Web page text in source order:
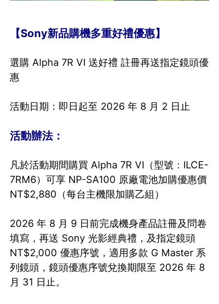
【Sony新品購機多重好禮優惠】
選購 Alpha 7R VI 送好禮 註冊再送指定鏡頭優
惠
活動日期：即日起至 2026 年 8 月 2 日止
活動辦法：
凡於活動期間購買 Alpha 7R VI（型號：ILCE-
7RM6）可享 NP-SA100 原廠電池加購優惠價
NT$2,880（每台主機限加購乙組）
2026 年 8 月 9 日前完成機身產品註冊及問卷
填寫，再送 Sony 光影經典禮，及指定鏡頭
NT$2,000 優惠序號，適用多款 G Master 系
列鏡頭，鏡頭優惠序號兌換期限至 2026 年 8
月 31 日止。